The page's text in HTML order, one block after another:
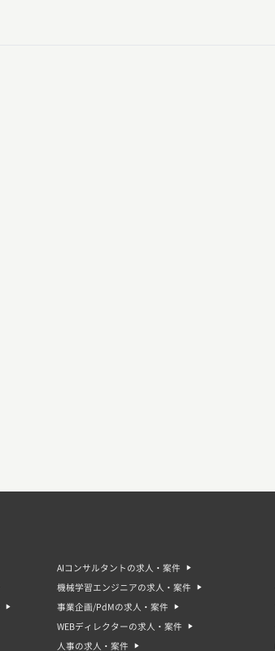
AIコンサルタントの求人・案件
機械学習エンジニアの求人・案件
事業企画/PdMの求人・案件
WEBディレクターの求人・案件
人事の求人・案件